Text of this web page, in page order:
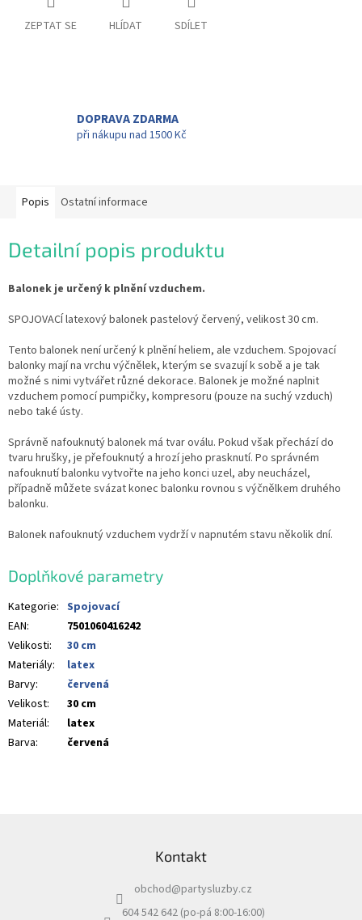
ZEPTAT SE HLÍDAT SDÍLET
DOPRAVA ZDARMA
při nákupu nad 1500 Kč
Popis Ostatní informace
Detailní popis produktu
Balonek je určený k plnění vzduchem.
SPOJOVACÍ latexový balonek pastelový červený, velikost 30 cm.
Tento balonek není určený k plnění heliem, ale vzduchem. Spojovací
balonky mají na vrchu výčnělek, kterým se svazují k sobě a je tak
možné s nimi vytvářet různé dekorace. Balonek je možné naplnit
vzduchem pomocí pumpičky, kompresoru (pouze na suchý vzduch)
nebo také ústy.
Správně nafouknutý balonek má tvar oválu. Pokud však přechází do
tvaru hrušky, je přefouknutý a hrozí jeho prasknutí. Po správném
nafouknutí balonku vytvořte na jeho konci uzel, aby neucházel,
případně můžete svázat konec balonku rovnou s výčnělkem druhého
balonku.
Balonek nafouknutý vzduchem vydrží v napnutém stavu několik dní.
Doplňkové parametry
Kategorie: Spojovací
EAN:
7501060416242
Velikosti:
30 cm
Materiály:
latex
Barvy:
červená
Velikost:
30 cm
Materiál:
latex
Barva: červená
Kontakt
obchod@partysluzby.cz
604 542 642 (po-pá 8:00-16:00)